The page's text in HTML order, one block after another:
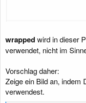
wrappedwird in dieser
verwendet, nicht im
Vorschlag daher:
Zeige ein Bild an, indem
verwendest.